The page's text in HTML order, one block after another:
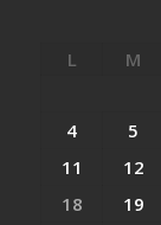
L M
4
5
11
12
18
19